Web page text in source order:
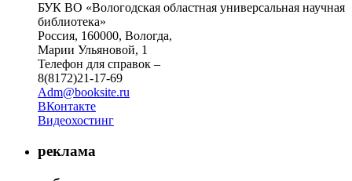
БУК ВО «Вологодская областная универсальная научная
библиотека»
Россия, 160000, Вологда,
Марии Ульяновой, 1
Телефон для справок –
8(8172)21-17-69
Adm@booksite.ru
ВКонтакте
Видеохостинг
реклама